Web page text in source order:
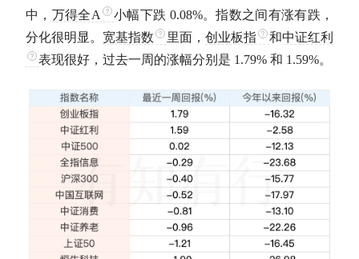
中， 万得全A
小幅下跌 0.08%。指数之间有涨有跌，
分化很明显。 宽基指数 里面， 创业板指 和中证红利
表现很好，过去一周的涨幅分别是 1.79% 和 1.59%。